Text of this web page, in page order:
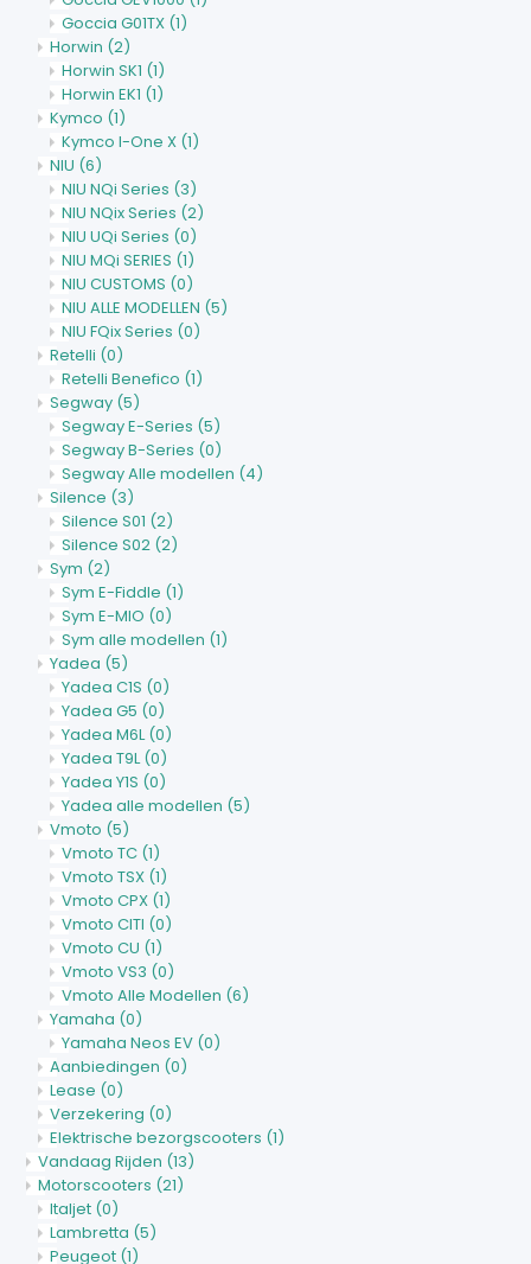
Goccia G01TX (1)
Horwin (2)
Horwin SK1 (1)
Horwin EK1 (1)
Kymco (1)
Kymco I-One X (1)
NIU (6)
NIU NQi Series (3)
NIU NQix Series (2)
NIU UQi Series (0)
NIU MQi SERIES (1)
NIU CUSTOMS (0)
NIU ALLE MODELLEN (5)
NIU FQix Series (0)
Retelli (0)
Retelli Benefico (1)
Segway (5)
Segway E-Series (5)
Segway B-Series (0)
Segway Alle modellen (4)
Silence (3)
Silence S01 (2)
Silence S02 (2)
Sym (2)
Sym E-Fiddle (1)
Sym E-MIO (0)
Sym alle modellen (1)
Yadea (5)
Yadea C1S (0)
Yadea G5 (0)
Yadea M6L(0)
Yadea T9L(0)
Yadea Y1S (0)
Yadea alle modellen (5)
Vmoto (5)
Vmoto TC (1)
Vmoto TSX (1)
Vmoto CPX (1)
Vmoto CITI (0)
Vmoto CU (1)
Vmoto VS3 (0)
Vmoto Alle Modellen (6)
Yamaha (0)
Yamaha Neos EV (0)
Aanbiedingen (0)
Lease (0)
Verzekering (0)
Elektrische bezorgscooters (1)
Vandaag Rijden (13)
Motorscooters (21)
Italjet (0)
Lambretta (5)
Peugeot (1)